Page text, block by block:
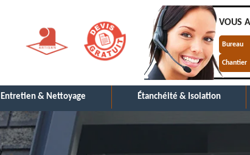
VOUS
Bureau
Chantier
Entretien & Nettoyage Étanchéité & Isolation